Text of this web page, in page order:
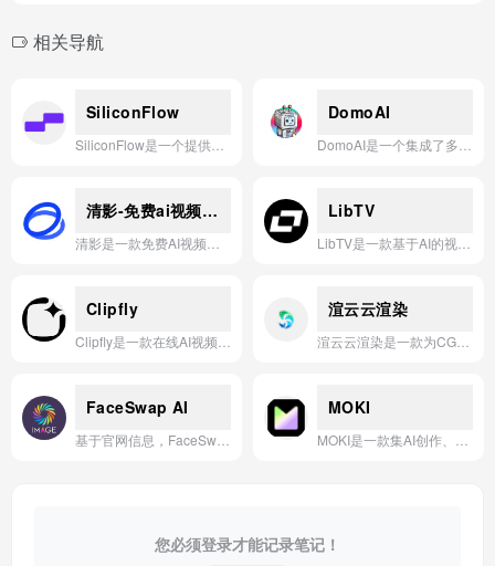
相关导航
SiliconFlow DomoAI
清影-免费ai视频生成 LibTV
Clipfly 渲云云渲染
FaceSwap AI MOKI
您必须登录才能记录笔记！